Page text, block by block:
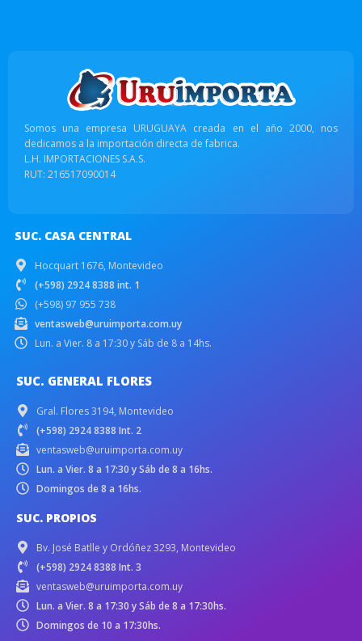
Somos una empresa URUGUAYA creada en el año 2000, nos
dedicamos a la importación directa de fabrica.
L.H. IMPORTACIONES S.A.S.
RUT: 216517090014
SUC. CASA CENTRAL
Hocquart 1676, Montevideo
(+598) 2924 8388 int. 1
(+598) 97 955 738
ventasweb@uruimporta.com.uy
Lun. a Vier. 8 a 17:30 y Sáb de 8 a 14hs.
SUC. GENERAL FLORES
Gral. Flores 3194, Montevideo
(+598) 2924 8388 Int. 2
ventasweb@uruimporta.com.uy
Lun. a Vier. 8 a 17:30 y Sáb de 8 a 16hs.
Domingos de 8 a 16hs.
SUC. PROPIOS
Bv. José Batlle y Ordóñez 3293, Montevideo
(+598) 2924 8388 Int. 3
ventasweb@uruimporta.com.uy
Lun. a Vier. 8 a 17:30 y Sáb de 8 a 17:30hs.
Domingos de 10 a 17:30hs.